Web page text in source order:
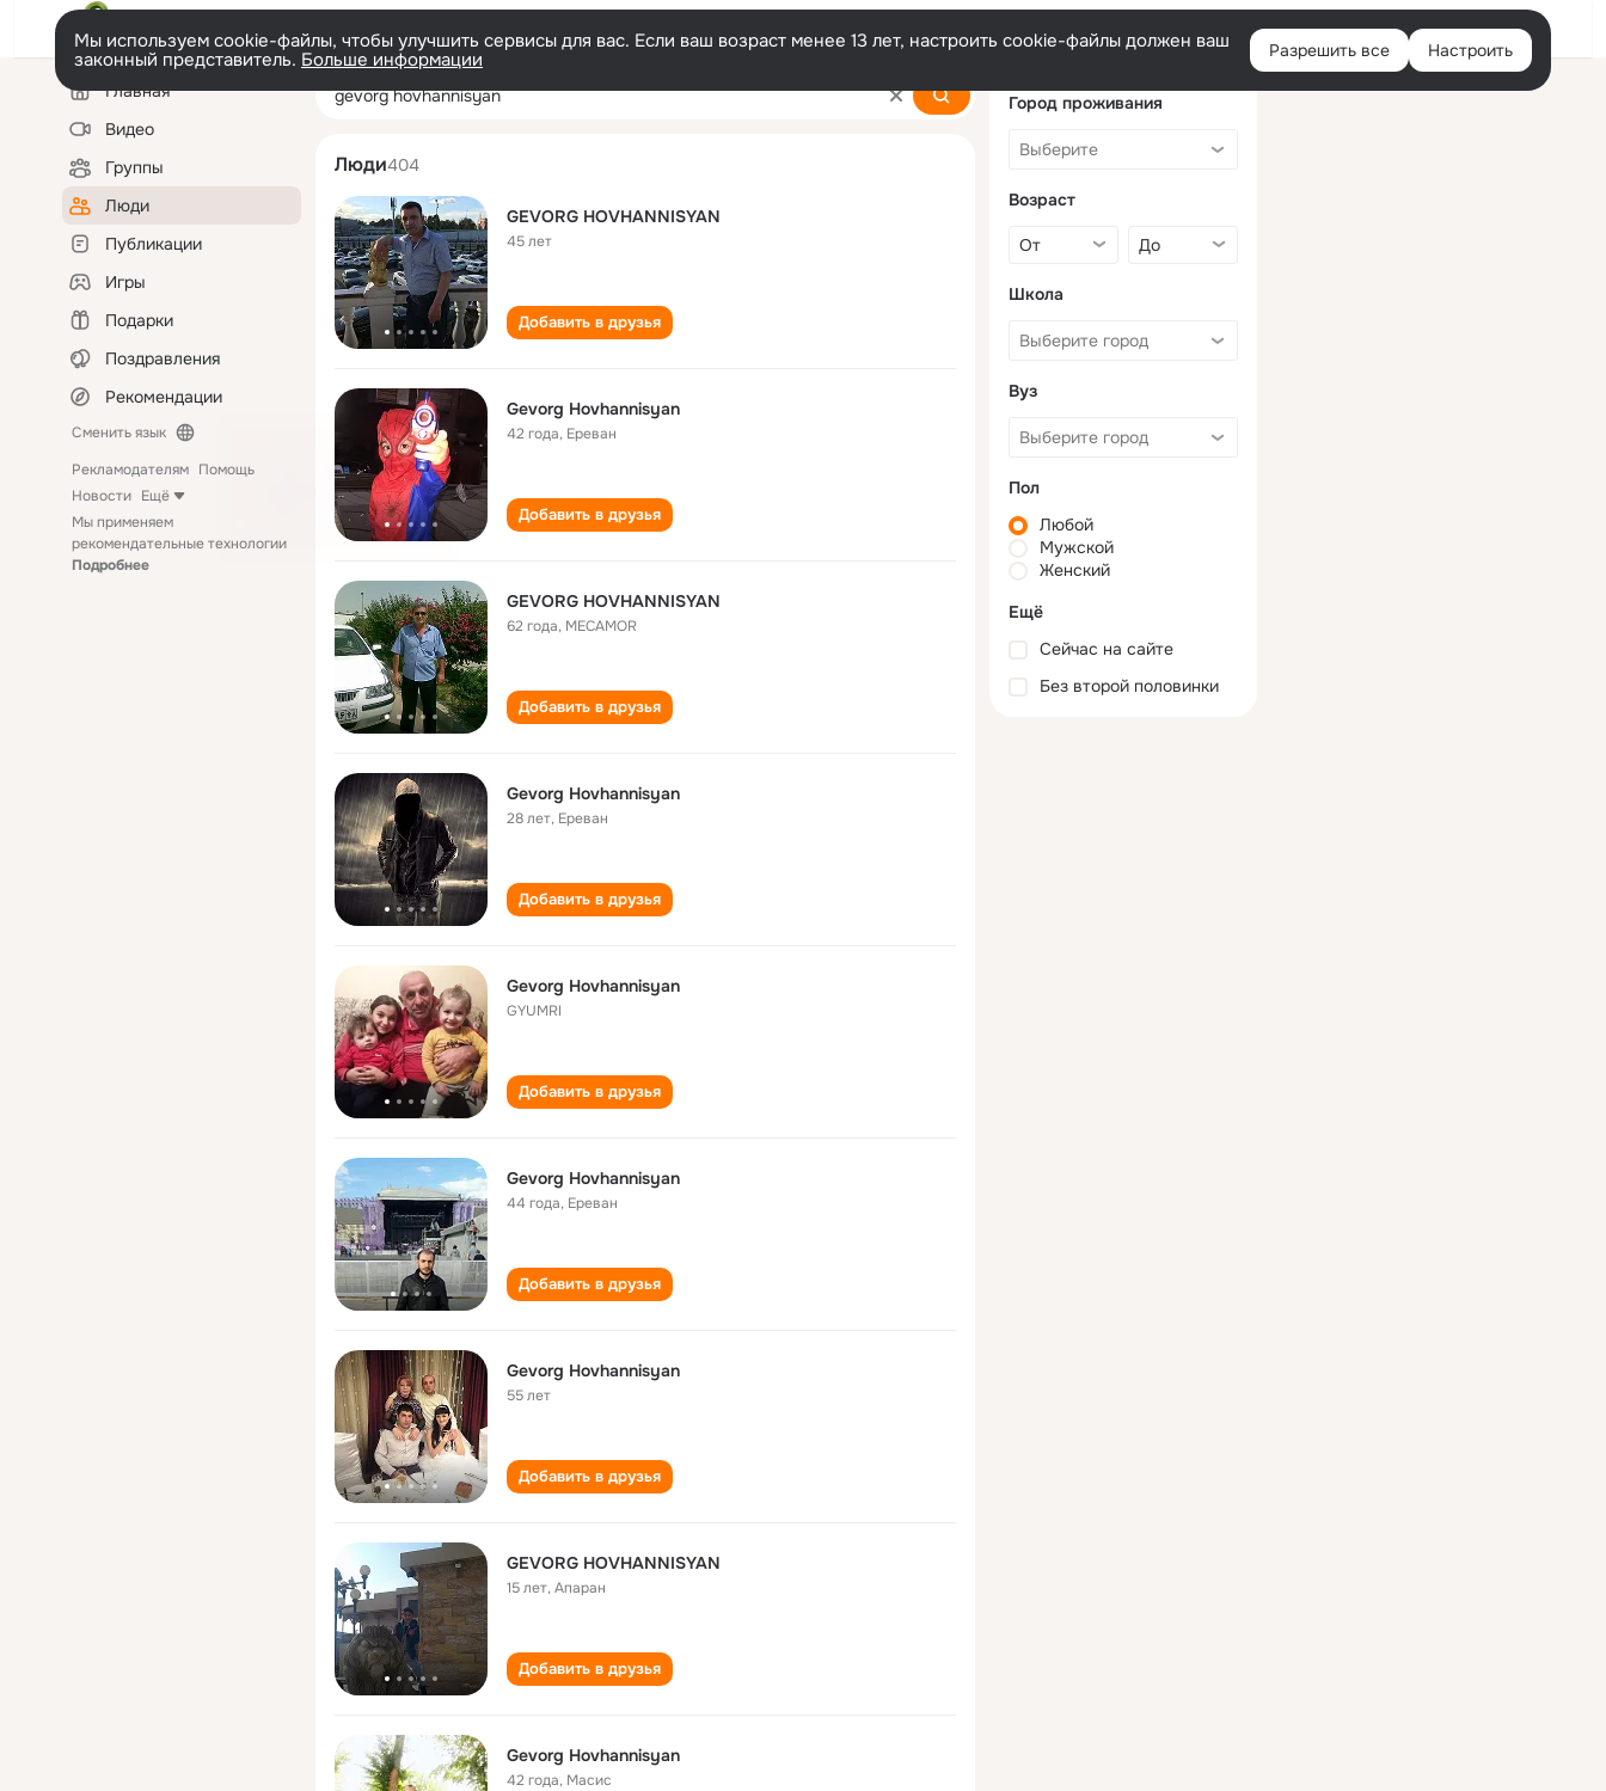
Войти
Мы используем cookie-файлы, чтобы улучшить сервисы для вас. Если ваш возраст менее 13 лет, настроить cookie-файлы должен ваш
законный представитель. Больше информации Разрешить все Настроить
Левая
колонкаГлавная
Видео
Группы
Люди
Публикации
Игры
Подарки
Поздравления
Рекомендации
Сменить язык
Рекламодателям Помощь
Новости Ещё
Мы применяем
рекомендательные технологии
Подробнее
gevorg hovhannisyan
Люди404
GEVORG HOVHANNISYAN
45 лет
Добавить в друзья
Gevorg Hovhannisyan
42 года, Ереван
Добавить в друзья
GEVORG HOVHANNISYAN
62 года, MECAMOR
Добавить в друзья
Gevorg Hovhannisyan
28 лет, Ереван
Добавить в друзья
Gevorg Hovhannisyan
GYUMRI
Добавить в друзья
Gevorg Hovhannisyan
44 года, Ереван
Добавить в друзья
Gevorg Hovhannisyan
55 лет
Добавить в друзья
GEVORG HOVHANNISYAN
15 лет,Апаран
Добавить в друзья
Gevorg Hovhannisyan
42 года, Масис
Город проживания
Возраст
Школа
Вуз
Пол
Любой
Мужской
Женский
Ещё
Сейчас на сайте
Без второй половинки